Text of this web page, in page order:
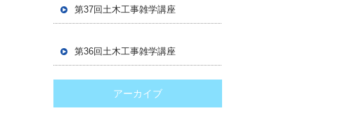
第37回土木工事雑学講座
第36回土木工事雑学講座
アーカイブ